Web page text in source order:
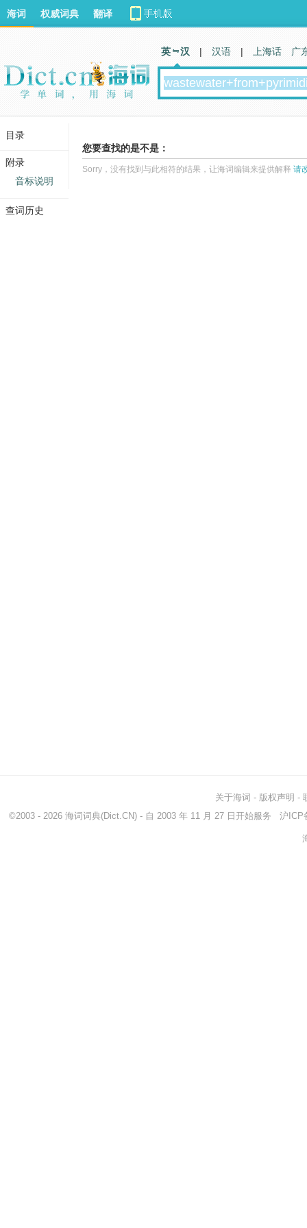
您要查找的是不是：
Sorry，没有找到与此相符的结果，让海词编辑来提供解释 请
海词 权威词典 翻译
英 汉 | 汉语 | 上海话 广
关于海词 - 版权声明 -
©2003 - 2026 海词词典(Dict.CN) - 自 2003 年 11 月 27 日开始服务 沪ICP
目录
附录
音标说明
查词历史